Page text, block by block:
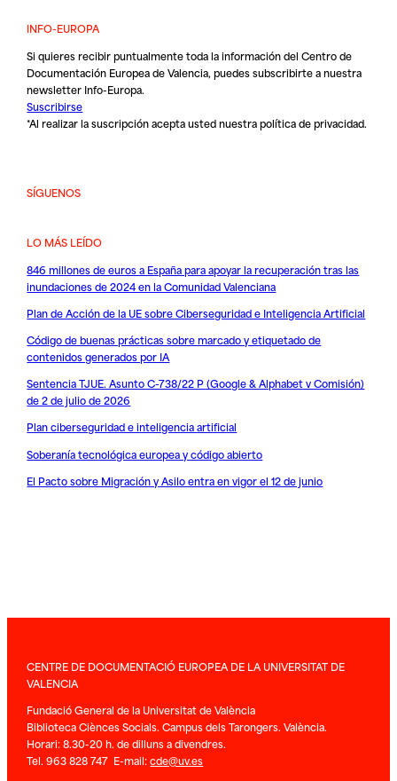
INFO-EUROPA
Si quieres recibir puntualmente toda la información del Centro de
Documentación Europea de Valencia, puedes subscribirte a nuestra
newsletter Info-Europa.
Suscribirse
*Al realizar la suscripción acepta usted nuestrapolítica de privacidad.
SÍGUENOS
LO MÁS LEÍDO
846 millones de euros a España para apoyar la recuperación tras las
inundaciones de 2024 en la Comunidad Valenciana
Plan de Acción de la UE sobre Ciberseguridad e Inteligencia Artificial
Código de buenas prácticas sobre marcado y etiquetado de
contenidos generados por IA
Sentencia TJUE. Asunto C-738/22 P (Google & Alphabet v Comisión)
de 2 de julio de 2026
Plan ciberseguridad e inteligencia artificial
Soberanía tecnológica europea y código abierto
El Pacto sobre Migración y Asilo entra en vigor el 12 de junio
CENTRE DE DOCUMENTACIÓ EUROPEA DE LA UNIVERSITAT DE
VALENCIA
Fundació General de la Universitat de València
Biblioteca Ciènces Socials. Campus dels Tarongers. València.
Horari: 8.30-20 h. de dilluns a divendres.
Tel. 963 828 747 E-mail:cde@uv.es